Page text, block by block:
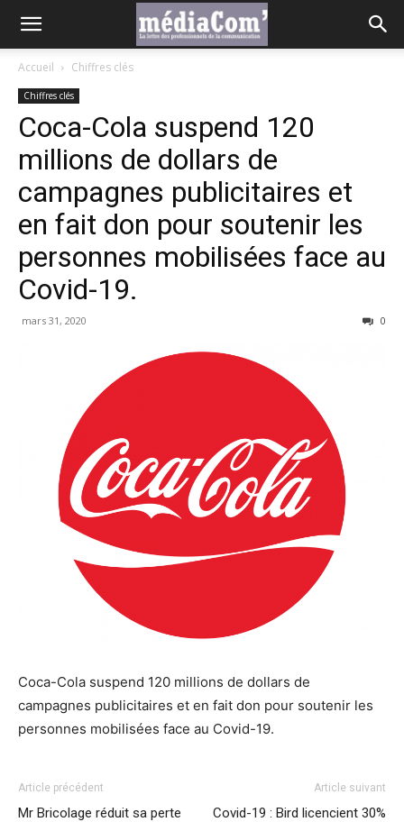
Accueil Chiffres clés
Chiffres clés
Coca-Cola suspend 120
millions de dollars de
campagnes publicitaires et
en fait don pour soutenir les
personnes mobilisées face au
Covid-19.
mars 31, 2020 0
Coca-Cola suspend 120 millions de dollars de
campagnes publicitaires et en fait don pour soutenir les
personnes mobilisées face au Covid-19.
Article précédent
Mr Bricolage réduit sa perte
Article suivant
Covid-19 : Bird licencient 30%